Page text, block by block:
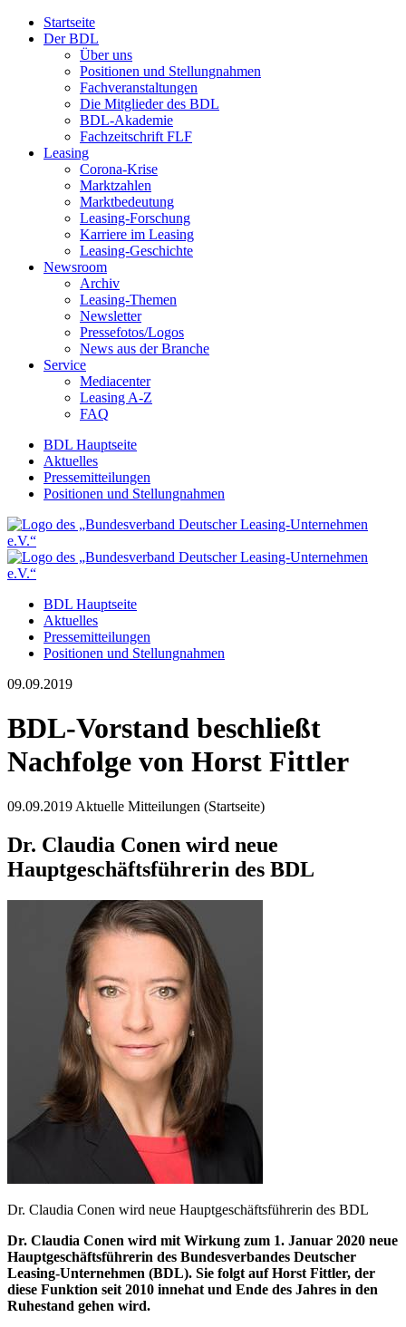
Startseite
Der BDL
Über uns
Positionen und Stellungnahmen
Fachveranstaltungen
Die Mitglieder des BDL
BDL-Akademie
Fachzeitschrift FLF
Leasing
Corona-Krise
Marktzahlen
Marktbedeutung
Leasing-Forschung
Karriere im Leasing
Leasing-Geschichte
Newsroom
Archiv
Leasing-Themen
Newsletter
Pressefotos/Logos
News aus der Branche
Service
Mediacenter
Leasing A-Z
FAQ
BDL Hauptseite
Aktuelles
Pressemitteilungen
Positionen und Stellungnahmen
BDL Hauptseite
Aktuelles
Pressemitteilungen
Positionen und Stellungnahmen
09.09.2019
BDL-Vorstand beschließt
Nachfolge von Horst Fittler
09.09.2019 Aktuelle Mitteilungen (Startseite)
Dr. Claudia Conen wird neue
Hauptgeschäftsführerin des BDL
Dr. Claudia Conen wird neue Hauptgeschäftsführerin des BDL
Dr. Claudia Conen wird mit Wirkung zum 1. Januar 2020 neue
Hauptgeschäftsführerin des Bundesverbandes Deutscher
Leasing-Unternehmen (BDL). Sie folgt auf Horst Fittler, der
diese Funktion seit 2010 innehat und Ende des Jahres in den
Ruhestand gehen wird.